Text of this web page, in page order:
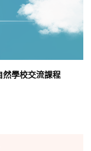
然學校交流課程